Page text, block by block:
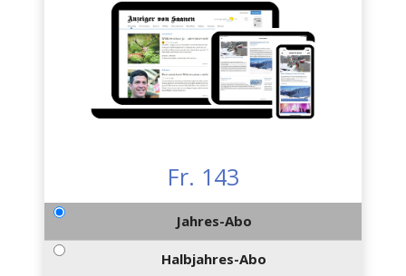
Fr. 143
Jahres-Abo
Halbjahres-Abo